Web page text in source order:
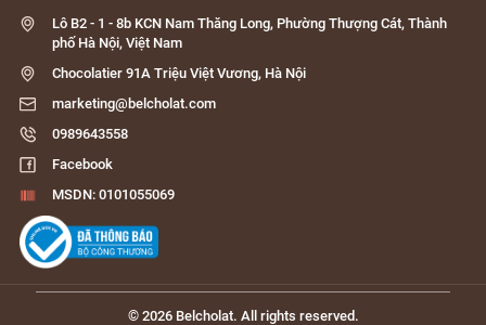
Lô B2 - 1 - 8b KCN Nam Thăng Long, Phường Thượng Cát, Thành
phố Hà Nội, Việt Nam
Chocolatier 91A Triệu Việt Vương, Hà Nội
marketing@belcholat.com
0989643558
Facebook
MSDN: 0101055069
© 2026 Belcholat. All rights reserved.